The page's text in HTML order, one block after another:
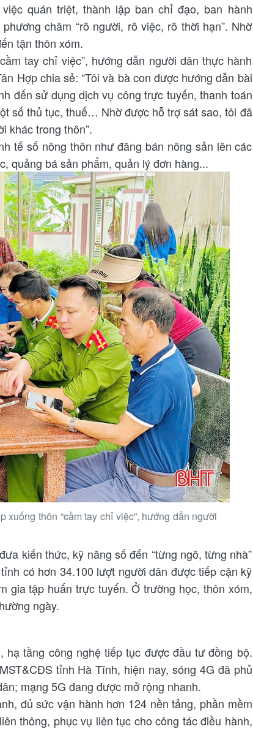
quán triệt, thành lập ban chỉ đạo, ban hành
châm “rõ người, rõ việc, rõ thời hạn”. Nhờ
tận thôn xóm.
tay chỉ việc”, hướng dẫn người dân thực hành
Hợp chia sẻ: “Tôi và bà con được hướng dẫn bài
đến sử dụng dịch vụ công trực tuyến, thanh toán
số thủ tục, thuế… Nhờ được hỗ trợ sát sao, tôi đã
khác trong thôn”.
tế số nông thôn như đăng bán nông sản lên các
quảng bá sản phẩm, quản lý đơn hàng...
thôn “cầm tay chỉ việc”, hướng dẫn người
kiến thức, kỹ năng số đến “từng ngõ, từng nhà”
có hơn 34.100 lượt người dân được tiếp cận kỹ
gia tập huấn trực tuyến. Ở trường học, thôn xóm,
ngày.
tầng công nghệ tiếp tục được đầu tư đồng bộ.
tỉnh Hà Tĩnh, hiện nay, sóng 4G đã phủ
mạng 5G đang được mở rộng nhanh.
đủ sức vận hành hơn 124 nền tảng, phần mềm
thông, phục vụ liên tục cho công tác điều hành,